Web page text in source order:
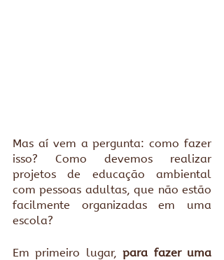
Mas aí vem a pergunta: como fazer
isso? Como devemos realizar
projetos de educação ambiental
com pessoas adultas, que não estão
facilmente organizadas em uma
escola?
Em primeiro lugar, para fazer uma